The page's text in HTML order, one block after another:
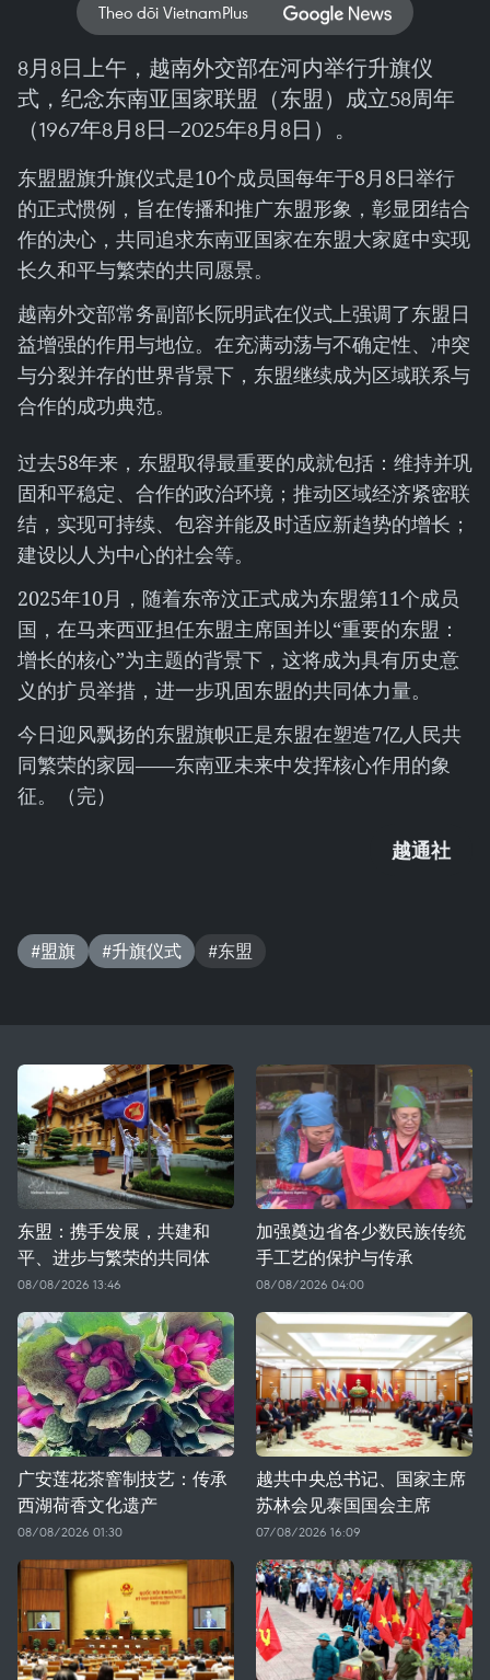
Theo dõi VietnamPlus
8月8日上午，越南外交部在河内举行升旗仪
式，纪念东南亚国家联盟（东盟）成立58周年
（1967年8月8日—2025年8月8日）。
东盟盟旗升旗仪式是10个成员国每年于8月8日举行
的正式惯例，旨在传播和推广东盟形象，彰显团结合
作的决心，共同追求东南亚国家在东盟大家庭中实现
长久和平与繁荣的共同愿景。
越南外交部常务副部长阮明武在仪式上强调了东盟日
益增强的作用与地位。在充满动荡与不确定性、冲突
与分裂并存的世界背景下，东盟继续成为区域联系与
合作的成功典范。
过去58年来，东盟取得最重要的成就包括：维持并巩
固和平稳定、合作的政治环境；推动区域经济紧密联
结，实现可持续、包容并能及时适应新趋势的增长；
建设以人为中心的社会等。
2025年10月，随着东帝汶正式成为东盟第11个成员
国，在马来西亚担任东盟主席国并以“重要的东盟：
增长的核心”为主题的背景下，这将成为具有历史意
义的扩员举措，进一步巩固东盟的共同体力量。
今日迎风飘扬的东盟旗帜正是东盟在塑造7亿人民共
同繁荣的家园——东南亚未来中发挥核心作用的象
征。（完）
越通社
#盟旗 #升旗仪式 #东盟
东盟：携手发展，共建和
平、进步与繁荣的共同体
08/08/2026 13:46
加强奠边省各少数民族传统
手工艺的保护与传承
08/08/2026 04:00
广安莲花茶窨制技艺：传承
西湖荷香文化遗产
08/08/2026 01:30
越共中央总书记、国家主席
苏林会见泰国国会主席
07/08/2026 16:09